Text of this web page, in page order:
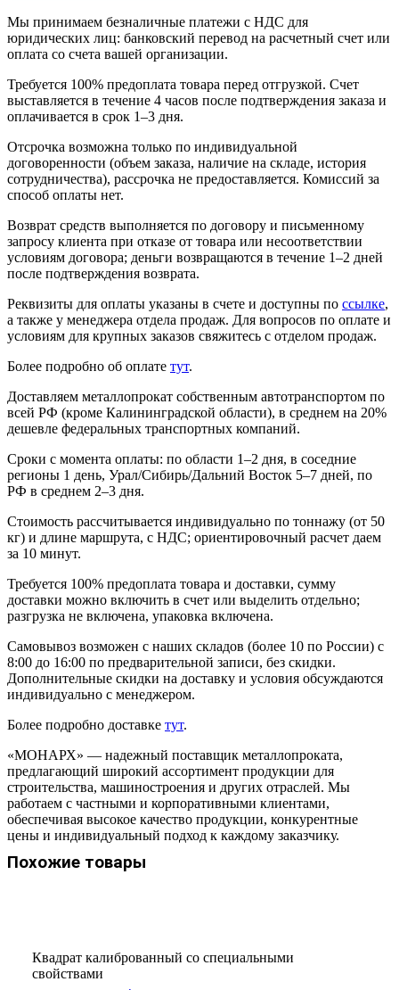
Мы принимаем безналичные платежи с НДС для
юридических лиц: банковский перевод на расчетный счет или
оплата со счета вашей организации.
Требуется 100% предоплата товара перед отгрузкой. Счет
выставляется в течение 4 часов после подтверждения заказа и
оплачивается в срок 1–3 дня.
Отсрочка возможна только по индивидуальной
договоренности (объем заказа, наличие на складе, история
сотрудничества), рассрочка не предоставляется. Комиссий за
способ оплаты нет.
Возврат средств выполняется по договору и письменному
запросу клиента при отказе от товара или несоответствии
условиям договора; деньги возвращаются в течение 1–2 дней
после подтверждения возврата.
Реквизиты для оплаты указаны в счете и доступны по ссылке,
а также у менеджера отдела продаж. Для вопросов по оплате и
условиям для крупных заказов свяжитесь с отделом продаж.
Более подробно об оплате тут.
Доставляем металлопрокат собственным автотранспортом по
всей РФ (кроме Калининградской области), в среднем на 20%
дешевле федеральных транспортных компаний.
Сроки с момента оплаты: по области 1–2 дня, в соседние
регионы 1 день, Урал/Сибирь/Дальний Восток 5–7 дней, по
РФ в среднем 2–3 дня.
Стоимость рассчитывается индивидуально по тоннажу (от 50
кг) и длине маршрута, с НДС; ориентировочный расчет даем
за 10 минут.
Требуется 100% предоплата товара и доставки, сумму
доставки можно включить в счет или выделить отдельно;
разгрузка не включена, упаковка включена.
Самовывоз возможен с наших складов (более 10 по России) с
8:00 до 16:00 по предварительной записи, без скидки.
Дополнительные скидки на доставку и условия обсуждаются
индивидуально с менеджером.
Более подробно доставке тут.
«МОНАРХ» — надежный поставщик металлопроката,
предлагающий широкий ассортимент продукции для
строительства, машиностроения и других отраслей. Мы
работаем с частными и корпоративными клиентами,
обеспечивая высокое качество продукции, конкурентные
цены и индивидуальный подход к каждому заказчику.
Похожие товары
Квадрат калиброванный со специальными
свойствами